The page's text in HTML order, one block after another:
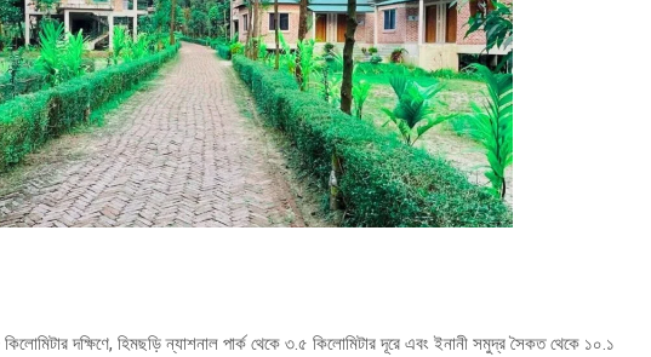
কিলোমিটার দক্ষিণে, হিমছড়ি ন্যাশনাল পার্ক থেকে ৩.৫ কিলোমিটার দূরে এবং ইনানী সমুদ্র সৈকত থেকে ১০.১